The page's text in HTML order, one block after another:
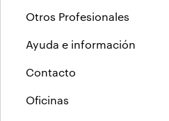
Otros Profesionales
Ayuda e información
Contacto
Oficinas